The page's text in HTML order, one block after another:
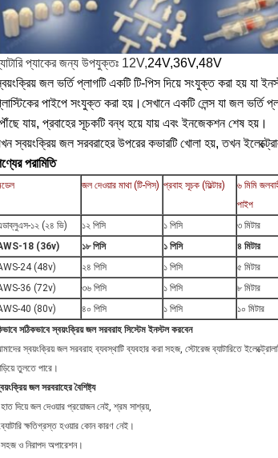
প্যাকের জন্য উপযুক্তঃ 12V,24V,36V,48V
জল ভর্তি প্লাগটি একটি টি-পিস দিয়ে সংযুক্ত করা হয় যা
পাইপে সংযুক্ত করা হয়।সেখানে একটি লেন্স যা জল
যায়, প্রবাহের সূচকটি বন্ধ হয়ে যায় এবং ইনজেকশন শেষ হয়।
স্বয়ংক্রিয় জল সরবরাহের উপরের কভারটি খোলা হয়, তখন
পরামিতি
জল দেওয়ার মাথা (টি-পিস) প্রবাহ সূচক (ফিল্টার)
৬ মিমি
পাইপ
১২ (২৪ ভি) ১২ পিসি ১ পিসি ৩ মিটার
18 (36v)
১৮ পিসি ১ পিসি ৪ মিটার
24 (48v)
২৪ পিসি ১ পিসি ৫ মিটার
36 (72v)
৩৬ পিসি ১ পিসি ৮ মিটার
40 (80v)
৪০ পিসি ১ পিসি ১০ মিটার
সঠিকভাবে স্বয়ংক্রিয় জল সরবরাহ সিস্টেম ইনস্টল করবেন
স্বয়ংক্রিয় জল সরবরাহ ব্যবস্থাটি ব্যবহার করা সহজ, স্টোরেজ ব্যাটারিতে
তুলতে পারে।
জল সরবরাহের বৈশিষ্ট্য
দিয়ে জল দেওয়ার প্রয়োজন নেই, শ্রম সাশ্রয়,
ক্ষতিগ্রস্ত হওয়ার কোন কারণ নেই।
ও নিরাপদ অপারেশন।